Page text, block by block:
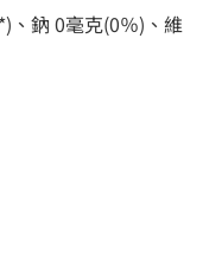
、鈉 0毫克(0％)、維